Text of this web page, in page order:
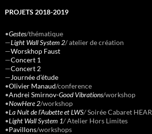
PROJETS 2018-2019
•Gestes/thématique
—Light Wall System 2/ atelier de création
—Worskhop Faust
—Concert 1
—Concert 2
—Journée d’étude
•Olivier Manaud/conference
•Andrei Smirnov-Good Vibrations/workshop
•NowHere 2/workshop
•La Nuit de l’Aubette et LWS/Soirée Cabaret HEAR
•Light Wall System 1/Atelier Hors Limites
•Pavillons/workshops